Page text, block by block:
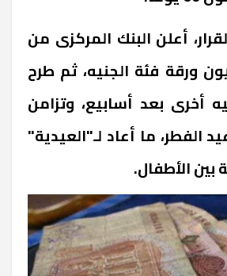
أعلن البنك المركزى من
300 مليون ورقة فئة الجنيه، ثم طرح
أخرى بعد أسابيع، وتزامن
الفطر، ما أعاد لـ"العيدية"
بين الأطفال.